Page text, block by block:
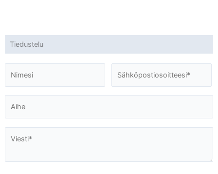
Tiedustelu